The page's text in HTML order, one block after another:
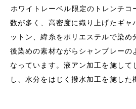
ホワイトレーベル限定のトレンチコ
数が多く、高密度に織り上げたギャ
ットン、緯糸をポリエステルで染め
後染めの素材ながらシャンブレーの
なっています。液アン加工を施して
し、水分をはじく撥水加工を施した